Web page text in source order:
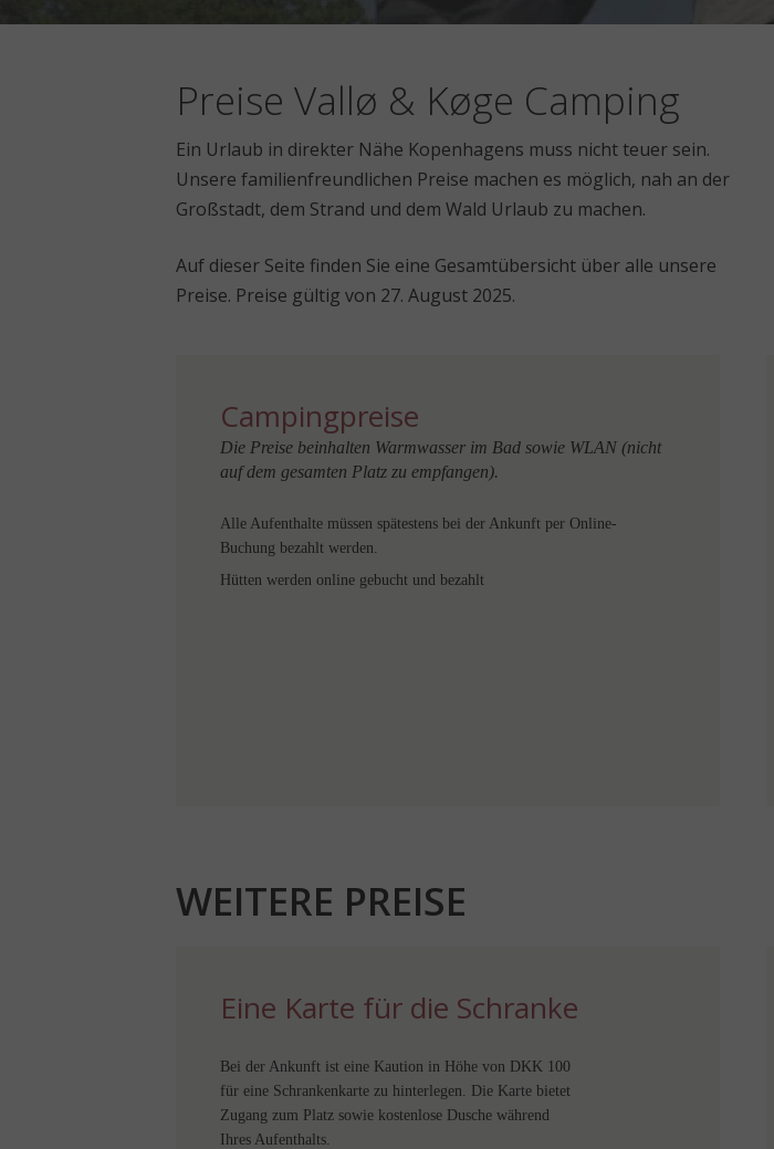
Preise Vallø & Køge Camping
Ein Urlaub in direkter Nähe Kopenhagens muss nicht teuer sein.
Unsere familienfreundlichen Preise machen es möglich, nah an der
Großstadt, dem Strand und dem Wald Urlaub zu machen.
Auf dieser Seite finden Sie eine Gesamtübersicht über alle unsere
Preise. Preise gültig von 27. August 2025.
Campingpreise
Die Preise beinhalten Warmwasser im Bad sowie WLAN (nicht
auf dem gesamten Platz zu empfangen).
Alle Aufenthalte müssen spätestens bei der Ankunft per Online-
Buchung bezahlt werden.
Hütten werden online gebucht und bezahlt
WEITERE PREISE
Eine Karte für die Schranke
Bei der Ankunft ist eine Kaution in Höhe von DKK 100
für eine Schrankenkarte zu hinterlegen. Die Karte bietet
Zugang zum Platz sowie kostenlose Dusche während
Ihres Aufenthalts.